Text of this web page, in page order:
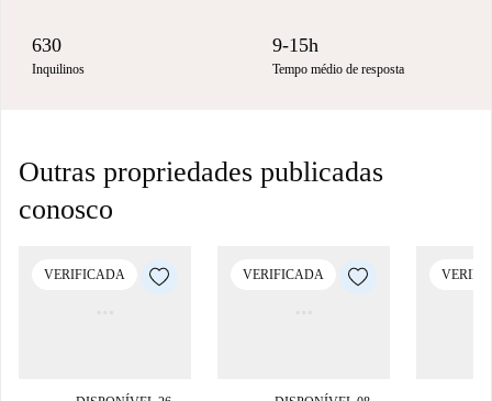
630
Inquilinos
9-15h
Tempo médio de resposta
Outras propriedades publicadas
conosco
VERIFICADA VERIFICADA